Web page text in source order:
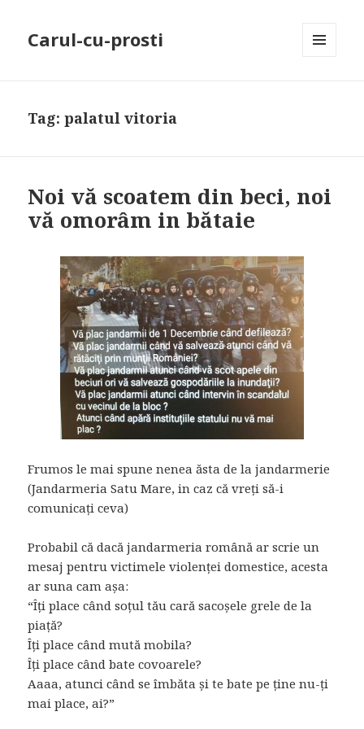
Carul-cu-prosti
Tag: palatul vitoria
Noi vă scoatem din beci, noi
vă omorâm in bătaie
Frumos le mai spune nenea ăsta de la jandarmerie
(Jandarmeria Satu Mare, in caz că vreți să-i
comunicați ceva)
Probabil că dacă jandarmeria română ar scrie un
mesaj pentru victimele violenței domestice, acesta
ar suna cam așa:
“Îți place când soțul tău cară sacoșele grele de la
piață?
Îți place când mută mobila?
Îți place când bate covoarele?
Aaaa, atunci când se îmbăta și te bate pe ține nu-ți
mai place, ai?”